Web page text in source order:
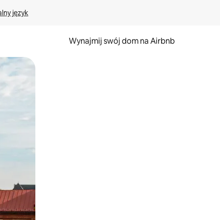
język
Wynajmij swój dom na Airbnb
pomocą gestów dotykowych lub przesuwania.